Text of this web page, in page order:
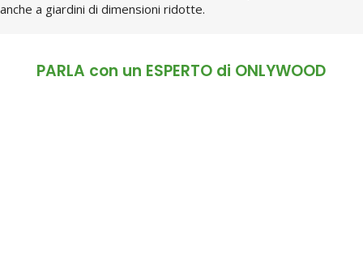
anche a giardini di dimensioni ridotte.
PARLA con un ESPERTO di ONLYWOOD